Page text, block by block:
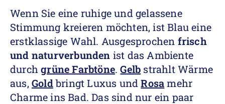
Wenn Sie eine ruhige und gelassene
Stimmung kreieren möchten, ist Blau eine
erstklassige Wahl. Ausgesprochen frisch
und naturverbunden ist das Ambiente
durchgrüne Farbtöne.Gelb strahlt Wärme
aus, Goldbringt Luxus undRosamehr
Charme ins Bad. Das sind nur ein paar